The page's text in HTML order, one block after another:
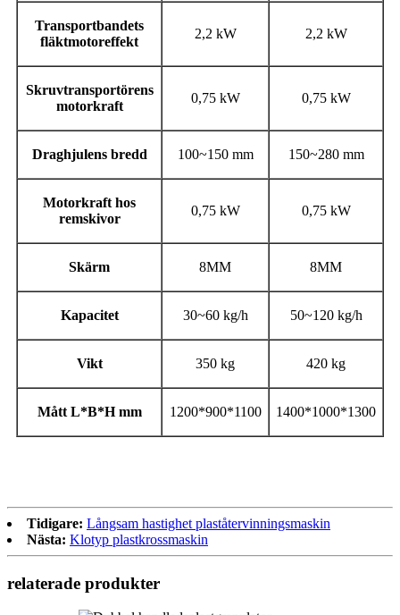
Transportbandets
fläktmotoreffekt
2,2 kW 2,2 kW
Skruvtransportörens
motorkraft
0,75 kW 0,75 kW
Draghjulens bredd 100~150 mm 150~280 mm
Motorkraft hos
remskivor
0,75 kW 0,75 kW
Skärm 8MM 8MM
Kapacitet 30~60 kg/h 50~120 kg/h
Vikt 350 kg 420 kg
Mått L*B*H mm 1200*900*1100 1400*1000*1300
Tidigare: Långsam hastighet plaståtervinningsmaskin
Nästa: Klotyp plastkrossmaskin
relaterade produkter